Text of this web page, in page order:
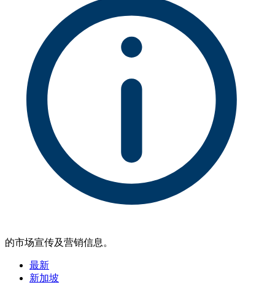
的市场宣传及营销信息。
最新
新加坡